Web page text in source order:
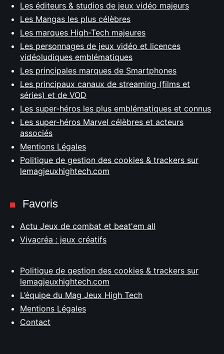
Les éditeurs & studios de jeux vidéo majeurs
Les Mangas les plus célèbres
Les marques High-Tech majeures
Les personnages de jeux vidéo et licences
vidéoludiques emblématiques
Les principales marques de Smartphones
Les principaux canaux de streaming (films et
séries) et de VOD
Les super-héros les plus emblématiques et connus
Les super-héros Marvel célèbres et acteurs
associés
Mentions Légales
Politique de gestion des cookies & trackers sur
lemagjeuxhightech.com
Favoris
Actu Jeux de combat et beat'em all
Vivacréa : jeux créatifs
Politique de gestion des cookies & trackers sur
lemagjeuxhightech.com
L’équipe du Mag Jeux High Tech
Mentions Légales
Contact